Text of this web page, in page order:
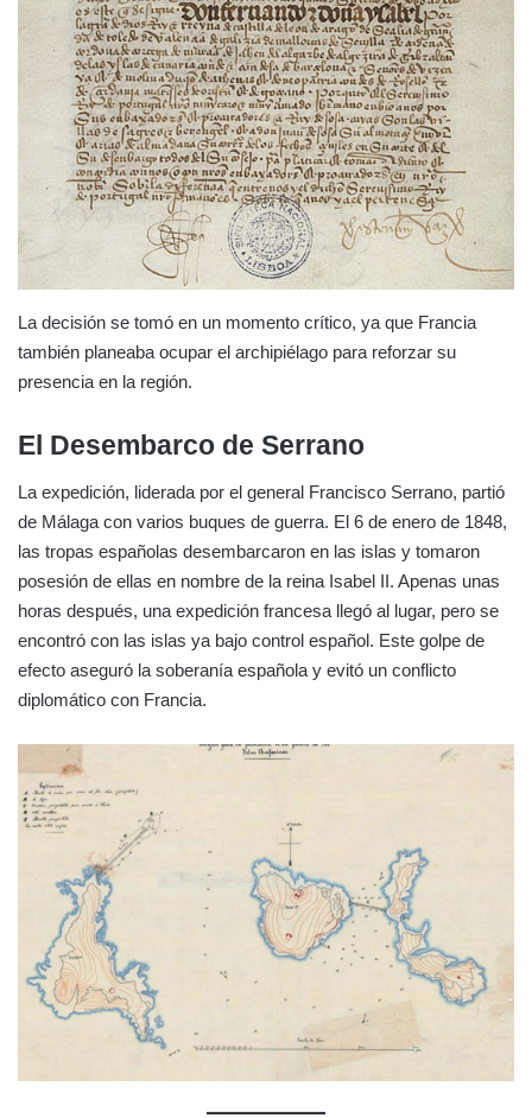
La decisión se tomó en un momento crítico, ya que Francia
también planeaba ocupar el archipiélago para reforzar su
presencia en la región.
El Desembarco de Serrano
La expedición, liderada por el general Francisco Serrano, partió
de Málaga con varios buques de guerra. El 6 de enero de 1848,
las tropas españolas desembarcaron en las islas y tomaron
posesión de ellas en nombre de la reina Isabel II. Apenas unas
horas después, una expedición francesa llegó al lugar, pero se
encontró con las islas ya bajo control español. Este golpe de
efecto aseguró la soberanía española y evitó un conflicto
diplomático con Francia.